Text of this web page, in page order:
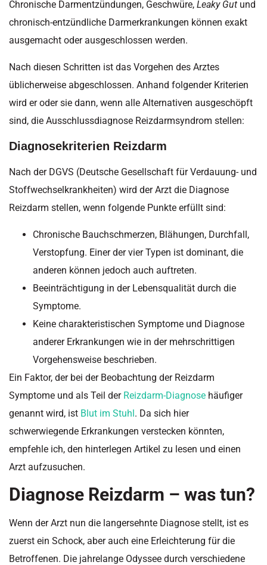
Chronische Darmentzündungen, Geschwüre, Leaky Gut und
chronisch-entzündliche Darmerkrankungen können exakt
ausgemacht oder ausgeschlossen werden.
Nach diesen Schritten ist das Vorgehen des Arztes
üblicherweise abgeschlossen. Anhand folgender Kriterien
wird er oder sie dann, wenn alle Alternativen ausgeschöpft
sind, die Ausschlussdiagnose Reizdarmsyndrom stellen:
Diagnosekriterien Reizdarm
Nach der DGVS (Deutsche Gesellschaft für Verdauung- und
Stoffwechselkrankheiten) wird der Arzt die Diagnose
Reizdarm stellen, wenn folgende Punkte erfüllt sind:
Chronische Bauchschmerzen, Blähungen, Durchfall,
Verstopfung. Einer der vier Typen ist dominant, die
anderen können jedoch auch auftreten.
Beeinträchtigung in der Lebensqualität durch die
Symptome.
Keine charakteristischen Symptome und Diagnose
anderer Erkrankungen wie in der mehrschrittigen
Vorgehensweise beschrieben.
Ein Faktor, der bei der Beobachtung der Reizdarm
Symptome und als Teil der Reizdarm-Diagnose häufiger
genannt wird, ist Blut im Stuhl. Da sich hier
schwerwiegende Erkrankungen verstecken könnten,
empfehle ich, den hinterlegen Artikel zu lesen und einen
Arzt aufzusuchen.
Diagnose Reizdarm – was tun?
Wenn der Arzt nun die langersehnte Diagnose stellt, ist es
zuerst ein Schock, aber auch eine Erleichterung für die
Betroffenen. Die jahrelange Odyssee durch verschiedene